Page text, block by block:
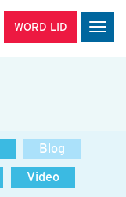
WORD LID
Blog
Video